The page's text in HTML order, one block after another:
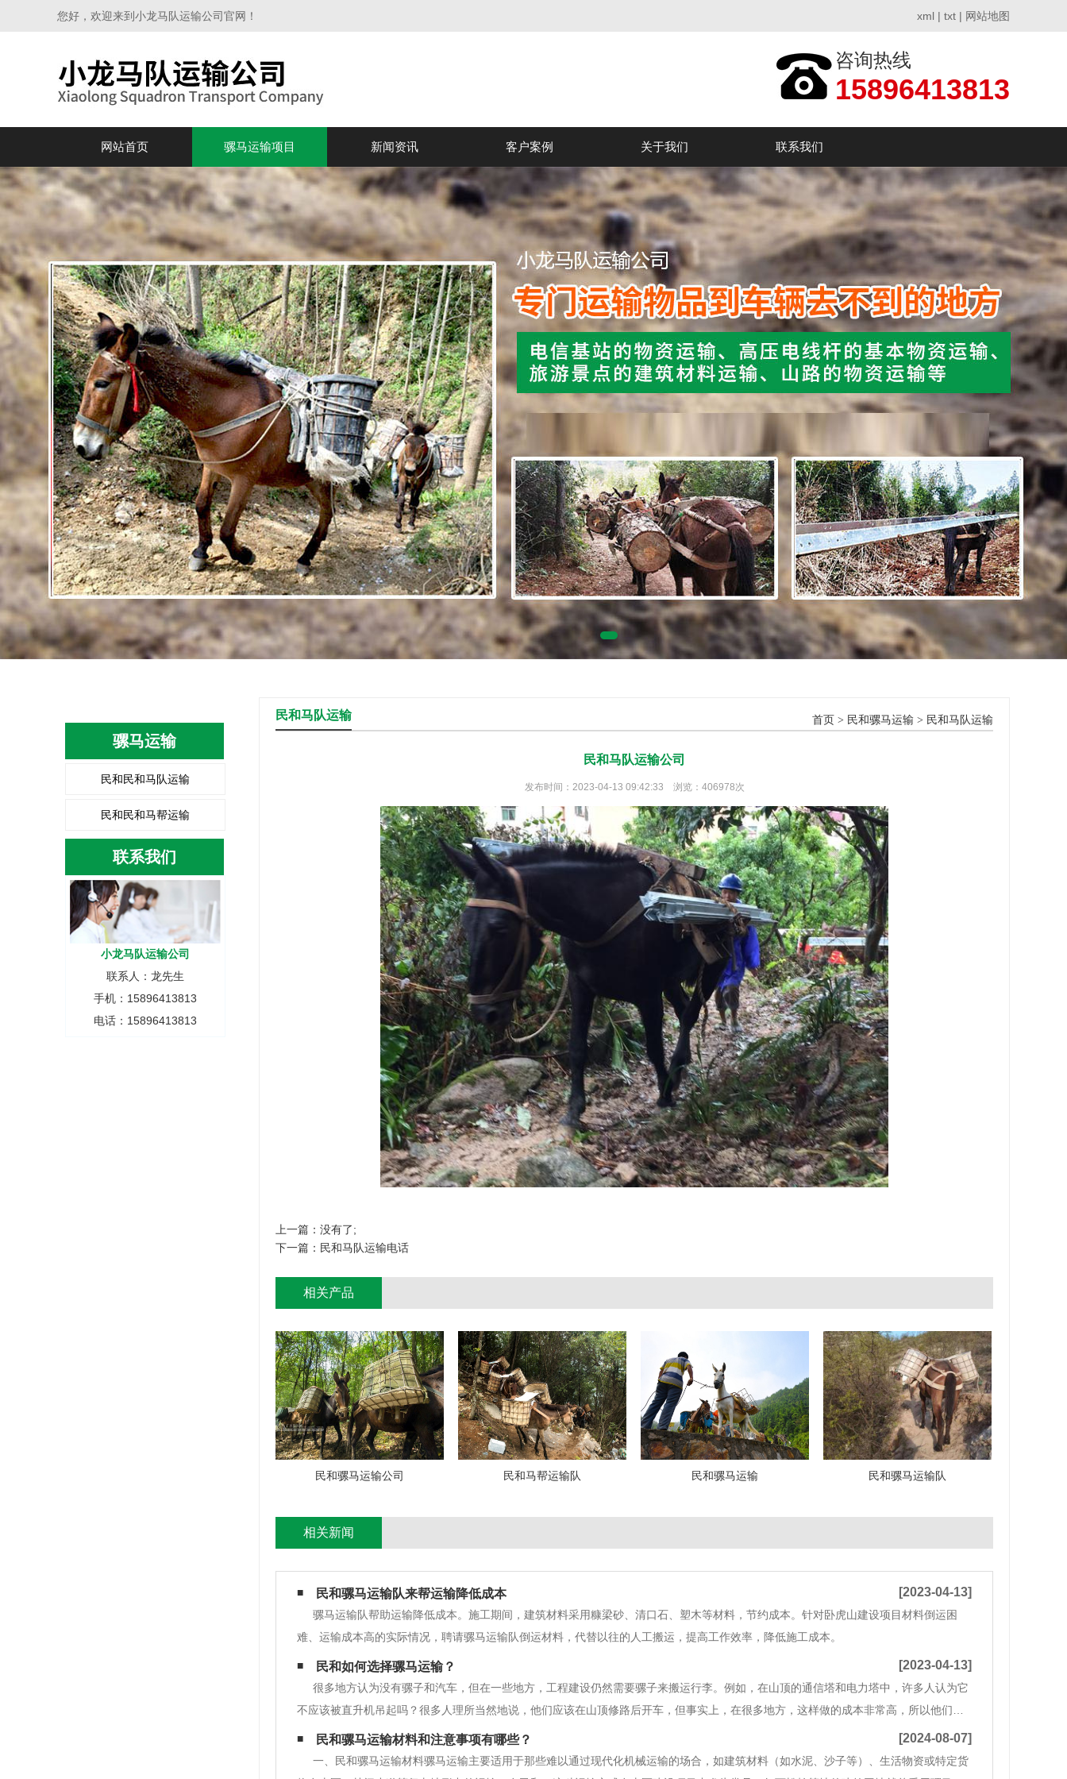
您好，欢迎来到小龙马队运输公司官网！ xml | txt | 网站地图
咨询热线
15896413813
网站首页 骡马运输项目 新闻资讯 客户案例 关于我们 联系我们
骡马运输
民和民和马队运输
民和民和马帮运输
联系我们
小龙马队运输公司
联系人：龙先生
手机：15896413813
电话：15896413813
民和马队运输 首页 > 民和骡马运输 > 民和马队运输
民和马队运输公司
发布时间：2023-04-13 09:42:33 浏览：406978次
上一篇：没有了;
下一篇： 民和马队运输电话
相关产品
民和骡马运输公司 民和马帮运输队 民和骡马运输 民和骡马运输队
相关新闻
民和骡马运输队来帮运输降低成本 [2023-04-13]
骡马运输队帮助运输降低成本。施工期间，建筑材料采用糠梁砂、清口石、塑木等材料，节约成本。针对卧虎山建设项目材料倒运困
难、运输成本高的实际情况，聘请骡马运输队倒运材料，代替以往的人工搬运，提高工作效率，降低施工成本。
民和如何选择骡马运输？ [2023-04-13]
很多地方认为没有骡子和汽车，但在一些地方，工程建设仍然需要骡子来搬运行李。例如，在山顶的通信塔和电力塔中，许多人认为它
不应该被直升机吊起吗？很多人理所当然地说，他们应该在山顶修路后开车，但事实上，在很多地方，这样做的成本非常高，所以他们经
常用骡子搬运。当然，不是整体，而是装载和组装，这只是冰山一角。他们养的骡子不是普通的小骡子，也不是农村种地的骡子。这是一
头专门针对这些地方的大骡子。它又高又强，长
民和骡马运输材料和注意事项有哪些？ [2024-08-07]
一、民和骡马运输材料骡马运输主要适用于那些难以通过现代化机械运输的场合，如建筑材料（如水泥、沙子等）、生活物资或特定货